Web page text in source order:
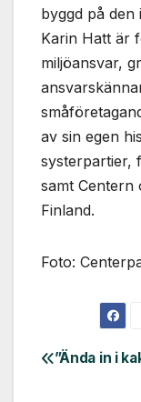
byggd på den
Karin Hatt är
miljöansvar,
av sin egen
systerpartier,
samt Centern
Finland.
Foto:
”Ända in i